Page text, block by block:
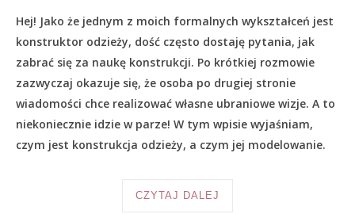
Hej! Jako że jednym z moich formalnych wykształceń jest
konstruktor odzieży, dość często dostaję pytania, jak
zabrać się za naukę konstrukcji. Po krótkiej rozmowie
zazwyczaj okazuje się, że osoba po drugiej stronie
wiadomości chce realizować własne ubraniowe wizje. A to
niekoniecznie idzie w parze! W tym wpisie wyjaśniam,
czym jest konstrukcja odzieży, a czym jej modelowanie.
CZYTAJ DALEJ